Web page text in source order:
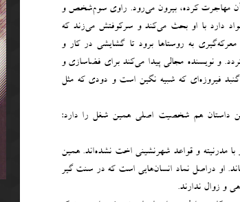
مهاجرت کرده، بیرون می‌رود. راوی سوم‌شخص و
دارد با او بحث می‌کند و سرکوفتش می‌زند که
به روستاها برود تا گشایشی در کار و
و نویسنده مجالی پیدا می‌کند برای فضاسازی و
فیروزه‌ای که شبیه نگین است و دودی که مثل
این داستان هم شخصیت اصلی همین شغل را دارد:
مدرنیته و قواعد شهرنشینی اخت نشده‌اند. همین
او دراصل نماد انسان‌هایی است که در سنت گیر
و زوال ندارند.